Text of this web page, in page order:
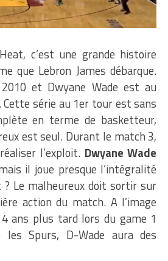
c’est une grande histoire
que Lebron James débarque.
et Dwyane Wade est au
série au 1er tour est sans
en terme de basketteur,
est seul. Durant le match 3,
l’exploit. Dwyane Wade
il joue presque l’intégralité
Le malheureux doit sortir sur
action du match. A l’image
4 ans plus tard lors du game 1
Spurs, D-Wade aura des